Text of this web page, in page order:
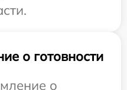
о готовности
о